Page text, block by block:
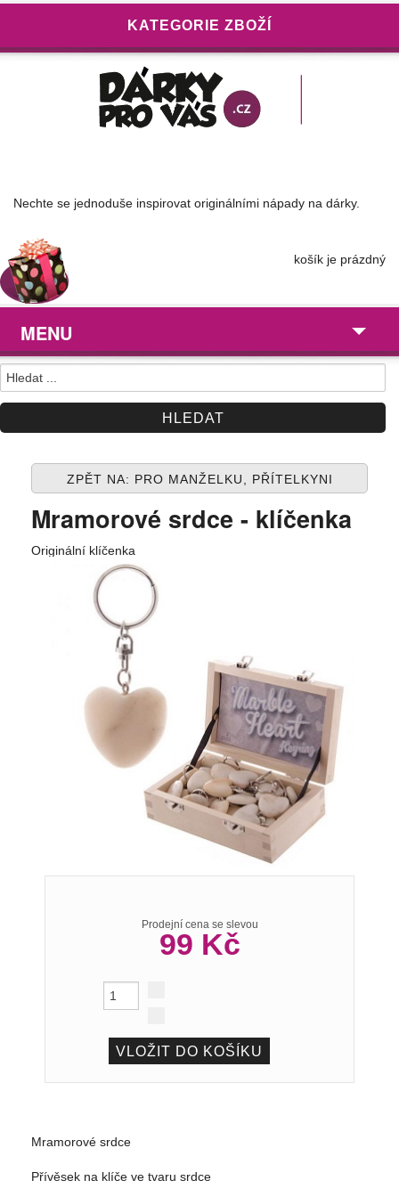
KATEGORIE ZBOŽÍ
Nechte se jednoduše inspirovat originálními nápady na dárky.
košík je prázdný
MENU
Dárky pro ...
Obchodní podmínky
Kontakt
ZPĚT NA: PRO MANŽELKU, PŘÍTELKYNI
Mramorové srdce - klíčenka
Originální klíčenka
Prodejní cena se slevou
99 Kč
Mramorové srdce
Přívěsek na klíče ve tvaru srdce